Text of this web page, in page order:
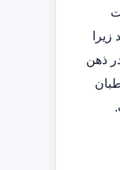
ذهن